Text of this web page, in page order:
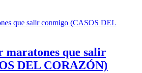
que salir
DEL CORAZÓN)